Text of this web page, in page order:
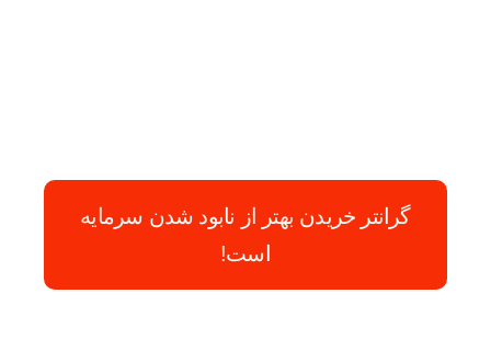
گرانتر خریدن بهتر از نابود شدن سرمایه
است!